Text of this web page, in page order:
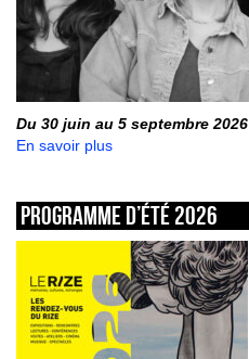
Du 30 juin au 5 septembre 2026
En savoir plus
Programme d’été 2026